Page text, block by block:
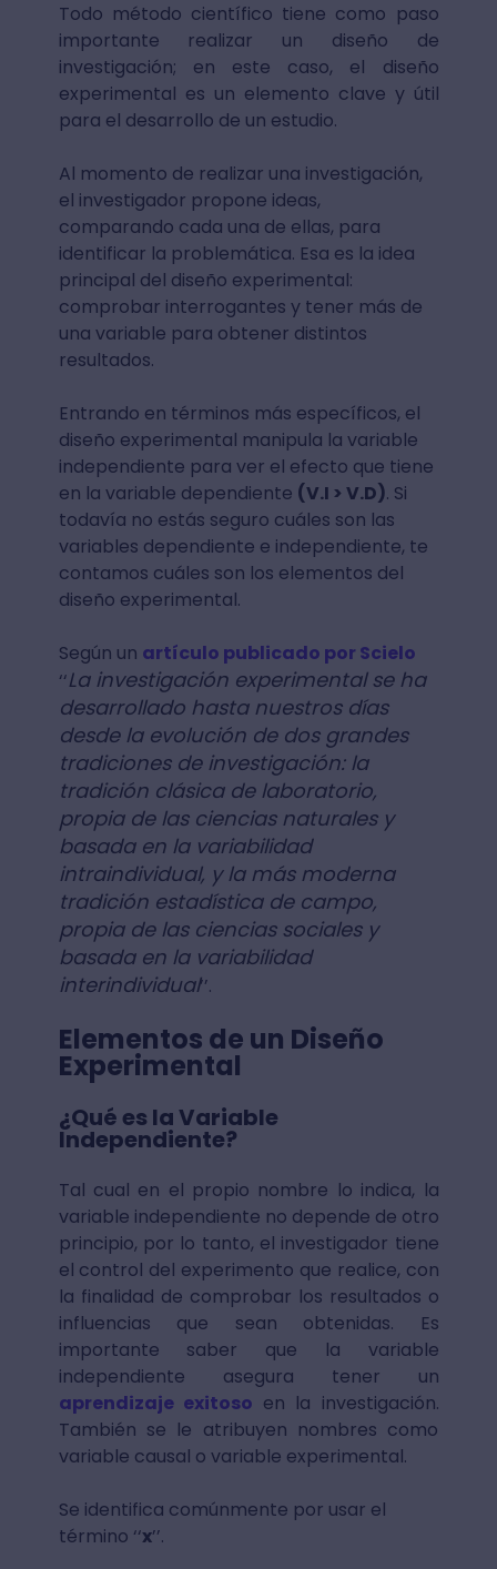
Todo método científico tiene como paso
importante realizar un diseño de
investigación; en este caso, el diseño
experimental es un elemento clave y útil
para el desarrollo de un estudio.
Al momento de realizar una investigación,
el investigador propone ideas,
comparando cada una de ellas, para
identificar la problemática. Esa es la idea
principal del diseño experimental:
comprobar interrogantes y tener más de
una variable para obtener distintos
resultados.
Entrando en términos más específicos, el
diseño experimental manipula la variable
independiente para ver el efecto que tiene
en la variable dependiente (V.I > V.D). Si
todavía no estás seguro cuáles son las
variables dependiente e independiente, te
contamos cuáles son los elementos del
diseño experimental.
Según un artículo publicado por Scielo
‘‘La investigación experimental se ha
desarrollado hasta nuestros días
desde la evolución de dos grandes
tradiciones de investigación: la
tradición clásica de laboratorio,
propia de las ciencias naturales y
basada en la variabilidad
intraindividual, y la más moderna
tradición estadística de campo,
propia de las ciencias sociales y
basada en la variabilidad
interindividual’’.
Elementos de un Diseño
Experimental
¿Qué es la Variable
Independiente?
Tal cual en el propio nombre lo indica, la
variable independiente no depende de otro
principio, por lo tanto, el investigador tiene
el control del experimento que realice, con
la finalidad de comprobar los resultados o
influencias que sean obtenidas. Es
importante saber que la variable
independiente asegura tener un
aprendizaje exitoso en la investigación.
También se le atribuyen nombres como
variable causal o variable experimental.
Se identifica comúnmente por usar el
término ‘‘x’’.